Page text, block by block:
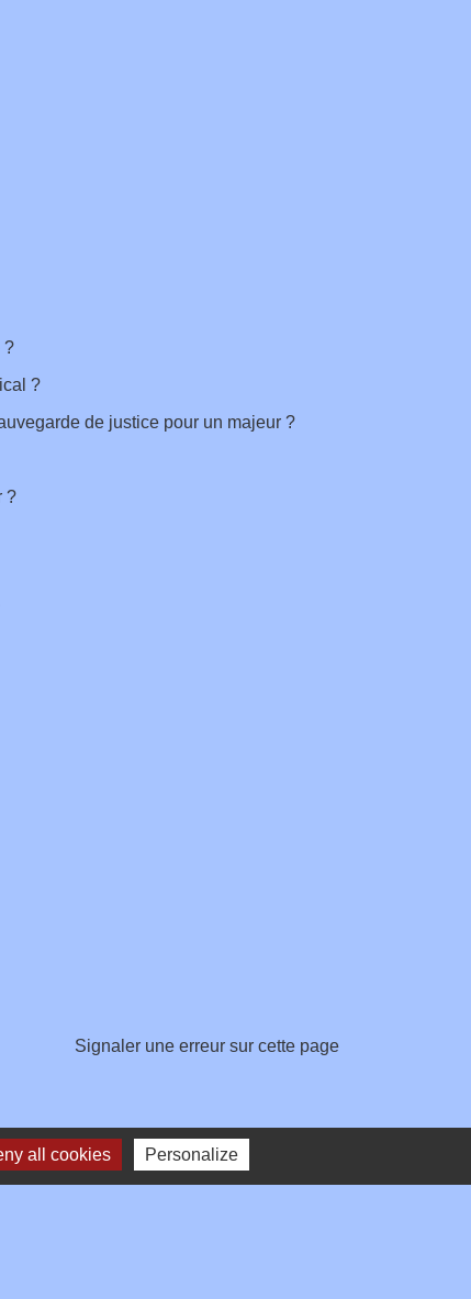
?
?
de justice pour un majeur ?
?
Signaler une erreur sur cette page
all cookies Personalize